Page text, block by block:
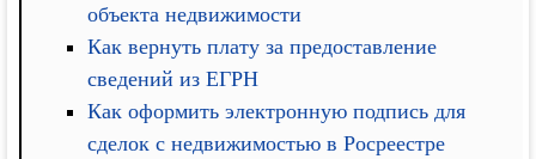
объекта недвижимости
Как вернуть плату за предоставление
сведений из ЕГРН
Как оформить электронную подпись для
сделок с недвижимостью в Росреестре